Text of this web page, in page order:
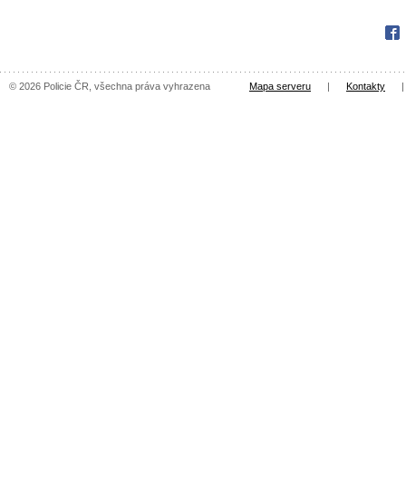
© 2026 Policie ČR, všechna práva vyhrazena Mapa serveru | Kontakty |